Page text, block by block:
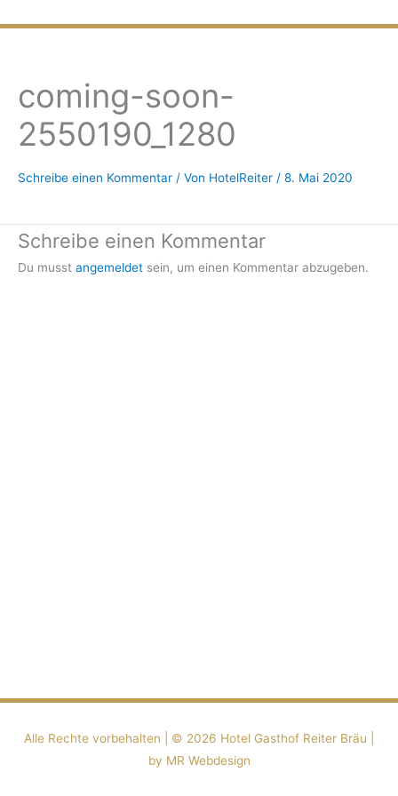
Inhalt
coming-soon-
2550190_1280
Schreibe einen Kommentar / Von HotelReiter / 8. Mai 2020
Schreibe einen Kommentar
Du musst angemeldet sein, um einen Kommentar abzugeben.
Alle Rechte vorbehalten | ©️ 2026 Hotel Gasthof Reiter Bräu
by MR Webdesign